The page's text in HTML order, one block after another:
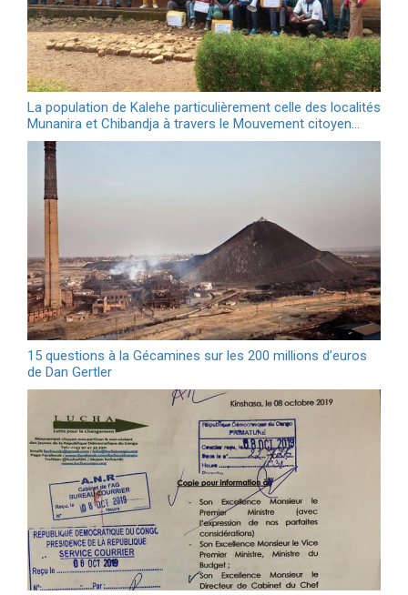
La population de Kalehe particulièrement celle des localités
Munanira et Chibandja à travers le Mouvement citoyen…
15 questions à la Gécamines sur les 200 millions d’euros
de Dan Gertler